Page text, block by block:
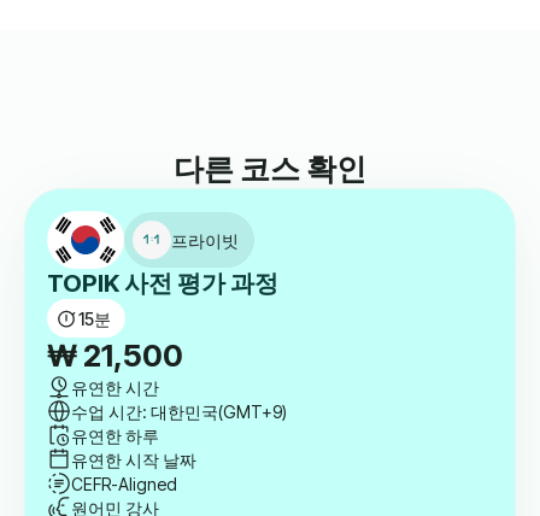
프라이빗
TOPIK 사전 평가 과정